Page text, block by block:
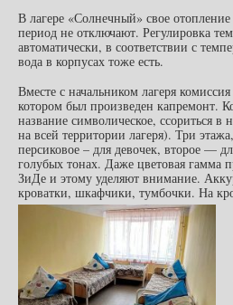
В лагере «Солнечный» свое
период не отключают. Регулировка
автоматически, в соответствии с
вода в корпусах тоже есть.
Вместе с начальником лагеря
котором был произведен
название символическое, ссориться в
на всей территории лагеря). Три
персиковое – для девочек, второе —
голубых тонах. Даже цветовая гамма
ЗиДе и этому уделяют внимание.
кроватки, шкафчики, тумбочки. На